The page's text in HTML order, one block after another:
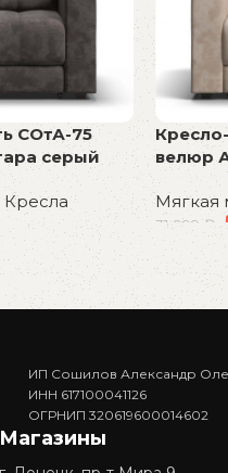
СОтА-75
серый
Кресла
велюр
Мягкая
31 999₽
В
ИП Сошилов Александр
ИНН 617100041126
ОГРНИП 320619600014602
Магазины